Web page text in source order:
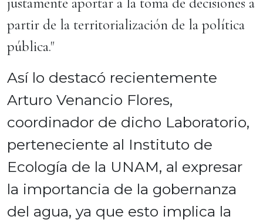
partir de la territorialización de la política
pública."
Así lo destacó recientemente
Arturo Venancio Flores,
coordinador de dicho Laboratorio,
perteneciente al Instituto de
Ecología de la UNAM, al expresar
la importancia de la gobernanza
del agua, ya que esto implica la